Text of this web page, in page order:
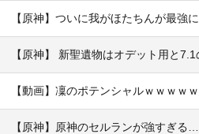
【原神】ついに我がほたちんが最強
【原神】 新聖遺物はオデット用と
【動画】凜のポテンシャルｗｗｗｗ
【原神】原神のセルランが強すぎる